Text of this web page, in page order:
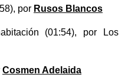
por Rusos Blancos
(01:54), por Los
Cosmen Adelaida